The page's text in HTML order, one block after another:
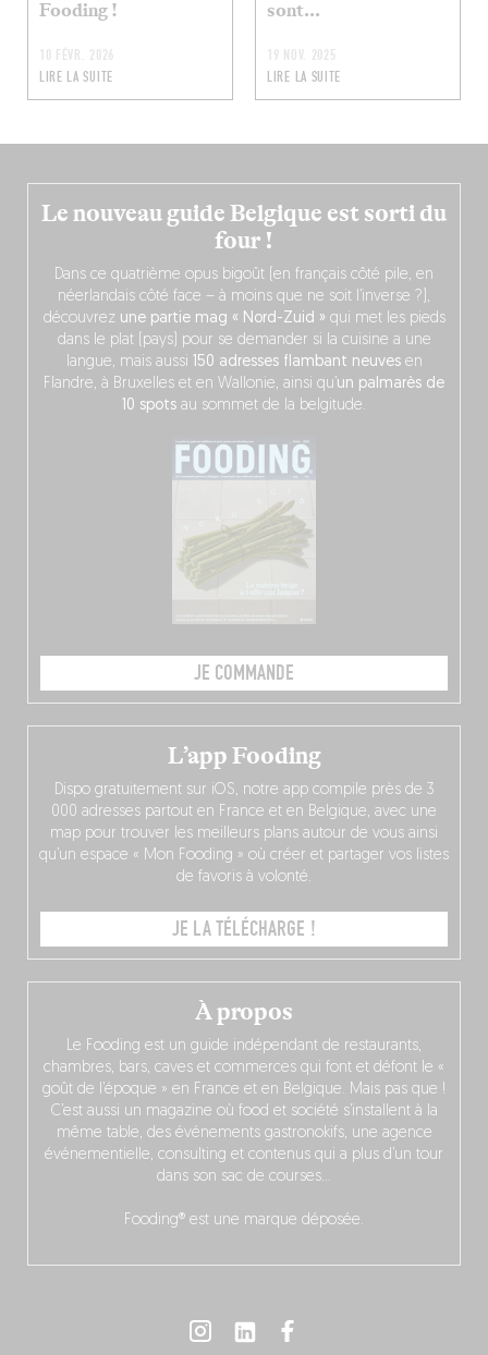
Fooding !
10 FÉVR. 2026
LIRE LA SUITE
sont...
19 NOV. 2025
LIRE LA SUITE
Le nouveau guide Belgique est sorti du
four !
Dans ce quatrième opus bigoût (en français côté pile, en
néerlandais côté face – à moins que ne soit l’inverse ?),
découvrez une partie mag « Nord-Zuid » qui met les pieds
dans le plat (pays) pour se demander si la cuisine a une
langue, mais aussi 150 adresses flambant neuvesen
Flandre, à Bruxelles et en Wallonie, ainsi qu’ un palmarès de
10 spots au sommet de la belgitude.
JE COMMANDE
À propos
Le Fooding est un guide indépendant de restaurants,
chambres, bars, caves et commerces qui font et défont le «
goût de l’époque » en France et en Belgique. Mais pas que !
C’est aussi un magazine où food et société s’installent à la
même table, des événements gastronokifs, une agence
événementielle, consulting et contenus qui a plus d’un tour
dans son sac de courses…
Fooding® est une marque déposée.
L’app Fooding
Dispo gratuitement sur iOS, notre app compile près de 3
000 adresses partout en France et en Belgique, avec une
map pour trouver les meilleurs plans autour de vous ainsi
qu’un espace « Mon Fooding » où créer et partager vos listes
de favoris à volonté.
JE LA TÉLÉCHARGE !